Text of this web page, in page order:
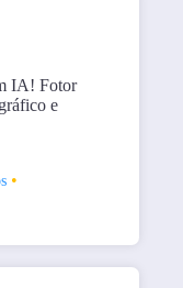
IA! Fotor
e
•